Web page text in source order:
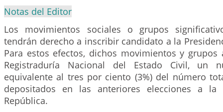
Notas del Editor
Los movimientos sociales o grupos
tendrán derecho a inscribir candidato a la
Para estos efectos, dichos movimientos y grupos
Registraduría Nacional del Estado Civil, un
equivalente al tres por ciento (3%) del número
depositados en las anteriores elecciones a la
República.